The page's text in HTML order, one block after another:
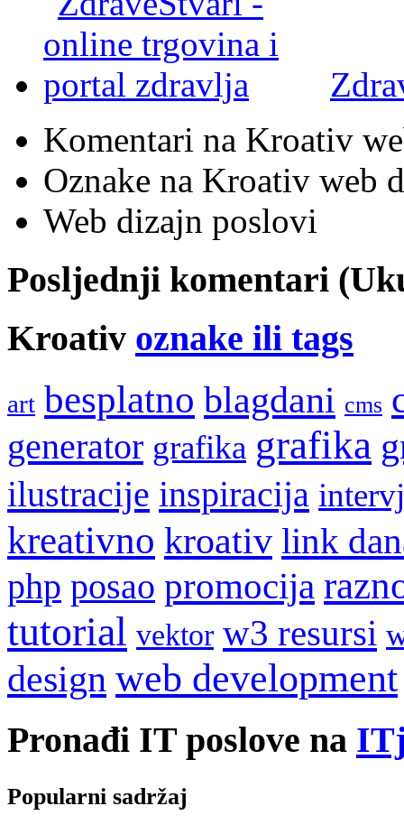
Komentari na Kroativ
Oznake na Kroativ web
Web dizajn poslovi
Posljednji komentari
Kroativ oznake ili tags
art besplatno blagdani cms
generator grafika grafika
ilustracije inspiracija
kreativno kroativ link
php posao promocija
tutorial vektor w3 resursi
design web development
Pronađi IT poslove na
Popularni sadržaj